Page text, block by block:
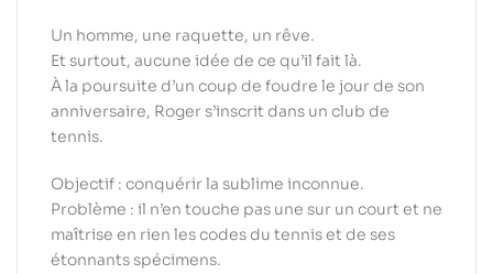
Un homme, une raquette, un rêve.
Et surtout, aucune idée de ce qu’il fait là.
À la poursuite d’un coup de foudre le jour de son
anniversaire, Roger s’inscrit dans un club de
tennis.
Objectif : conquérir la sublime inconnue.
Problème : il n’en touche pas une sur un court et ne
maîtrise en rien les codes du tennis et de ses
étonnants spécimens.